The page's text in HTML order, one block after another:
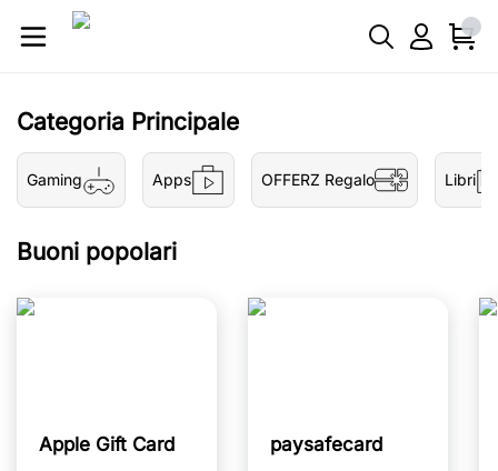
Categoria Principale
Gaming Apps OFFERZ Regalo Libri
Buoni popolari
Apple Gift Card
paysafecard